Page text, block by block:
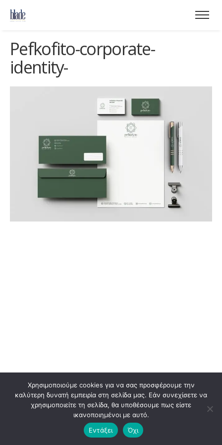
Pefkofito-corporate-
identity-
© 2026 BLADEADV. ALL RIGHTS RESERVED. PREMIUM BRANDING & DESIGN
AGENCY.
Χρησιμοποιούμε cookies για να σας προσφέρουμε την
καλύτερη δυνατή εμπειρία στη σελίδα μας. Εάν συνεχίσετε να
χρησιμοποιείτε τη σελίδα, θα υποθέσουμε πως είστε
ικανοποιημένοι με αυτό.
Εντάξει
Όχι